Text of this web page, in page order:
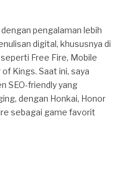
pengalaman lebih
digital, khususnya di
Free Fire, Mobile
Kings. Saat ini, saya
SEO-friendly yang
dengan Honkai, Honor
sebagai game favorit